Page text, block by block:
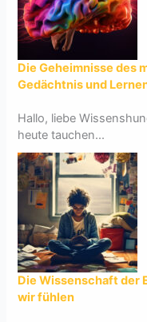
Die Geheimnisse des
Gedächtnis und
Hallo, liebe
heute tauchen...
Die Wissenschaft der
wir fühlen